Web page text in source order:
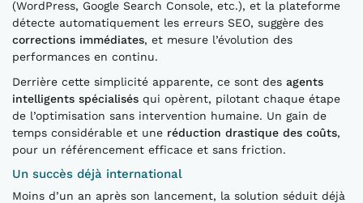
(WordPress, Google Search Console, etc.), et la plateforme
détecte automatiquement les erreurs SEO, suggère des
corrections immédiates, et mesure l’évolution des
performances en continu.
Derrière cette simplicité apparente, ce sont des agents
intelligents spécialisés qui opèrent, pilotant chaque étape
de l’optimisation sans intervention humaine. Un gain de
temps considérable et une réduction drastique des coûts,
pour un référencement efficace et sans friction.
Un succès déjà international
Moins d’un an après son lancement, la solution séduit déjà